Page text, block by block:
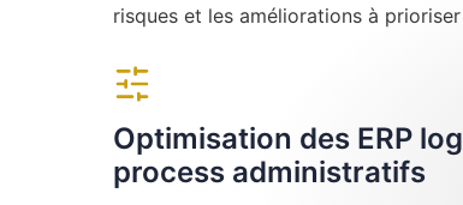
risques et les améliorations à
Optimisation des ERP
process administratifs